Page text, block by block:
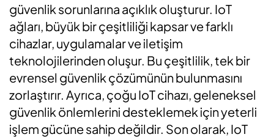
güvenlik sorunlarına açıklık oluşturur. IoT
ağları, büyük bir çeşitliliği kapsar ve farklı
cihazlar, uygulamalar ve iletişim
teknolojilerinden oluşur. Bu çeşitlilik, tek bir
evrensel güvenlik çözümünün bulunmasını
zorlaştırır. Ayrıca, çoğu IoT cihazı, geleneksel
güvenlik önlemlerini desteklemek için yeterli
işlem gücüne sahip değildir. Son olarak, IoT